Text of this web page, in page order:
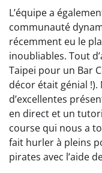
L’équipe a
communauté
récemment eu le
inoubliables. Tout
Taipei pour un Bar
décor était génial
d’excellentes
en direct et un
course qui nous a
fait hurler à pleins
pirates avec l’aide